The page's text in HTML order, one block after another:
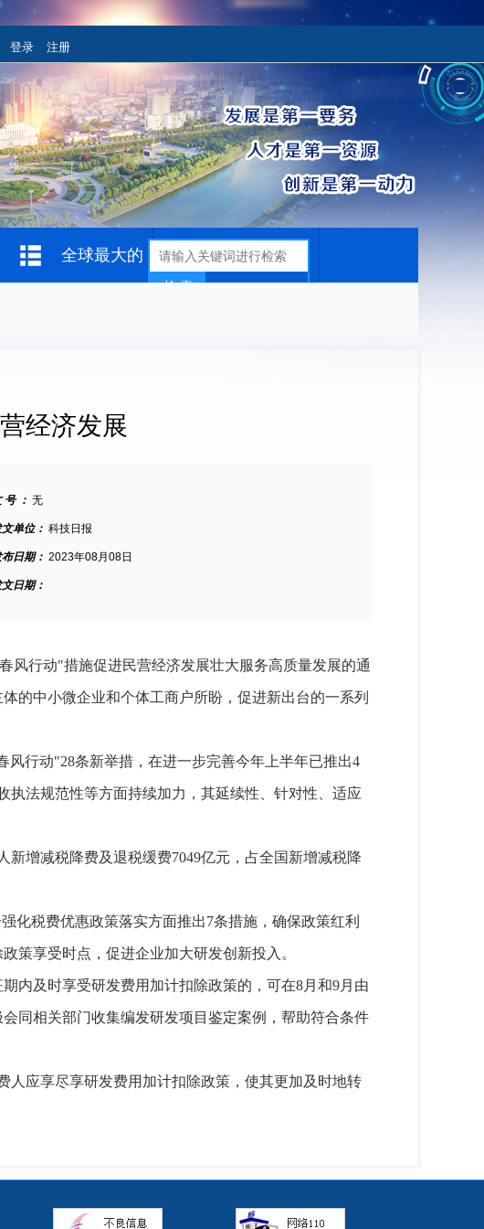
登录 注册
全球最大的
经济发展
号 ： 无
单位： 科技日报
日期： 2023年08月08日
日期：
风行动"措施促进民营经济发展壮大服务高质量发展的通
的中小微企业和个体工商户所盼，促进新出台的一系列
行动"28条新举措，在进一步完善今年上半年已推出4
执法规范性等方面持续加力，其延续性、针对性、适应
增减税降费及退税缓费7049亿元，占全国新增减税降
化税费优惠政策落实方面推出7条措施，确保政策红利
策享受时点，促进企业加大研发创新投入。
内及时享受研发费用加计扣除政策的，可在8月和9月由
同相关部门收集编发研发项目鉴定案例，帮助符合条件
人应享尽享研发费用加计扣除政策，使其更加及时地转